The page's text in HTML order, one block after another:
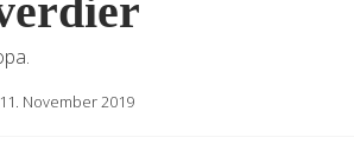
11. November 2019